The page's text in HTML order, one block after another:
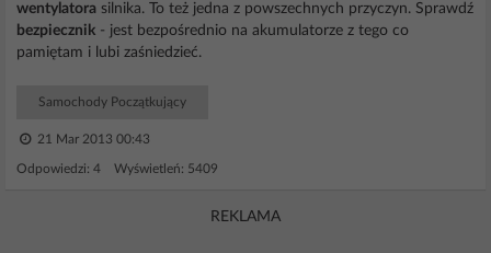
wentylatora silnika. To też jedna z powszechnych przyczyn. Sprawdź
bezpiecznik - jest bezpośrednio na akumulatorze z tego co
pamiętam i lubi zaśniedzieć.
Samochody Początkujący
21 Mar 2013 00:43
Odpowiedzi: 4 Wyświetleń: 5409
REKLAMA